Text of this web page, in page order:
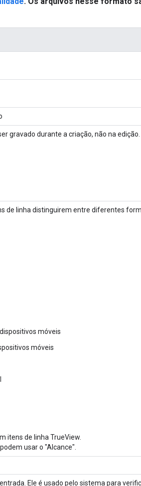
gravado durante a criação, não na edição.
de linha distinguirem entre diferentes
móveis
móveis
itens de linha TrueView.
usar o "Alcance".
Ele é usado pelo sistema para